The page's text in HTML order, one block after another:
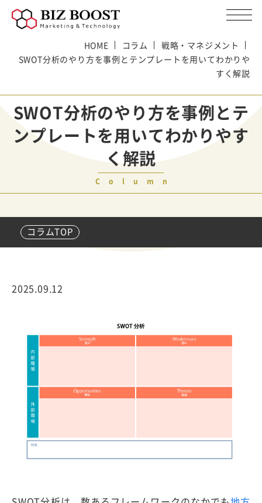
HOME コラム
戦略・マネジメント
SWOT分析のやり方を事例とテンプレートを用いてわかりや
すく解説
SWOT分析のやり方を事例とテ
ンプレートを用いてわかりやす
く解説
Column
コラムTOP
2025.09.12